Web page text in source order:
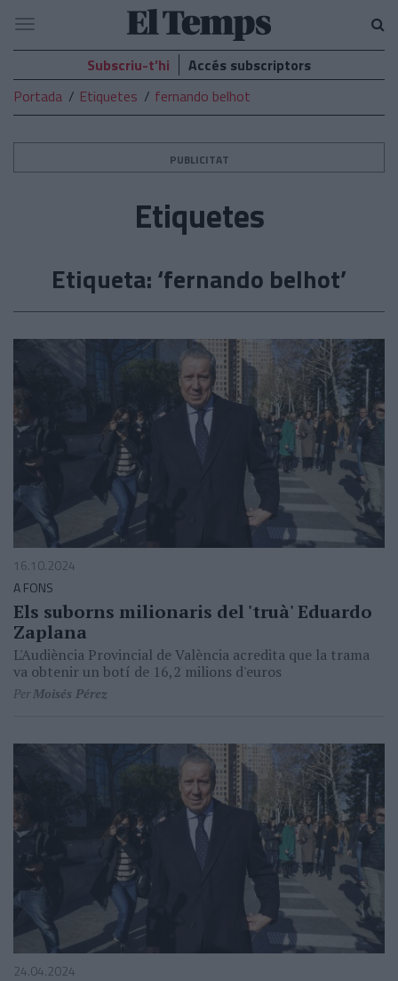
El
Temps
Navegació
Subscriu-t’hi
Accés subscriptors
Portada
Etiquetes fernando belhot
PUBLICITAT
Etiquetes
Etiqueta: ‘fernando belhot’
16.10.2024
A FONS
Els suborns milionaris del 'truà' Eduardo
Zaplana
L'Audiència Provincial de València acredita que la trama
va obtenir un botí de 16,2 milions d'euros
PerMoisés Pérez
24.04.2024